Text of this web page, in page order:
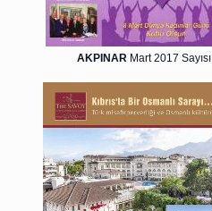
AKPINAR Mart 2017 Sayısı